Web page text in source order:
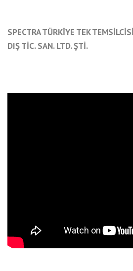
SPECTRA TÜRKİYE TEK
DIŞ TİC. SAN. LTD. ŞTİ.